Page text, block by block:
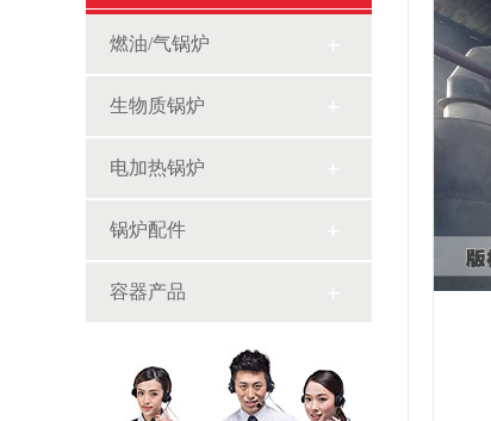
燃油/气锅炉
生物质锅炉
电加热锅炉
锅炉配件
容器产品